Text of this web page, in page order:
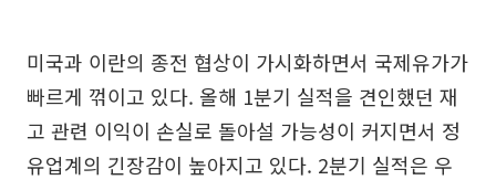
미국과 이란의 종전 협상이 가시화하면서 국제유가가
빠르게 꺾이고 있다. 올해 1분기 실적을 견인했던 재
고 관련 이익이 손실로 돌아설 가능성이 커지면서 정
유업계의 긴장감이 높아지고 있다. 2분기 실적은 우